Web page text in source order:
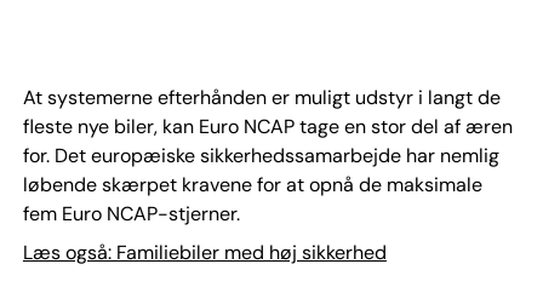
At systemerne efterhånden er muligt udstyr i langt de
fleste nye biler, kan Euro NCAP tage en stor del af æren
for. Det europæiske sikkerhedssamarbejde har nemlig
løbende skærpet kravene for at opnå de maksimale
fem Euro NCAP-stjerner.
Læs også: Familiebiler med høj sikkerhed